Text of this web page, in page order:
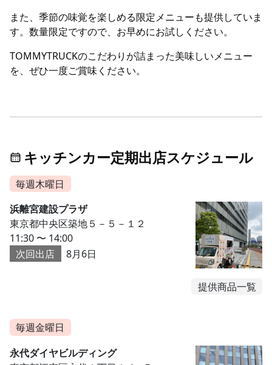
また、季節の味覚を楽しめる限定メニューも提供していま
す。数量限定ですので、お早めにお試しください。
TOMMYTRUCKのこだわりが詰まった美味しいメニュー
を、ぜひ一度ご賞味ください。
キッチンカー定期出店スケジュール
毎週木曜日
浜離宮建設プラザ
東京都中央区築地５－５－１２
11:30 〜 14:00
次回出店
8月6日
提供商品一覧
毎週金曜日
永代ダイヤビルディング